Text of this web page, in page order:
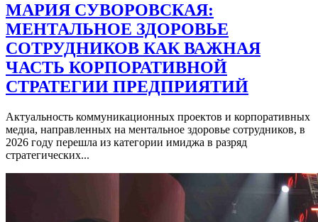
МАРИЯ СУВОРОВСКАЯ:
МЕНТАЛЬНОЕ ЗДОРОВЬЕ
СОТРУДНИКОВ КАК ВАЖНАЯ
ЧАСТЬ КОРПОРАТИВНОЙ
СТРАТЕГИИ ПРЕДПРИЯТИЙ
Актуальность коммуникационных проектов и корпоративных
медиа, направленных на ментальное здоровье сотрудников, в
2026 году перешла из категории имиджа в разряд
стратегических...